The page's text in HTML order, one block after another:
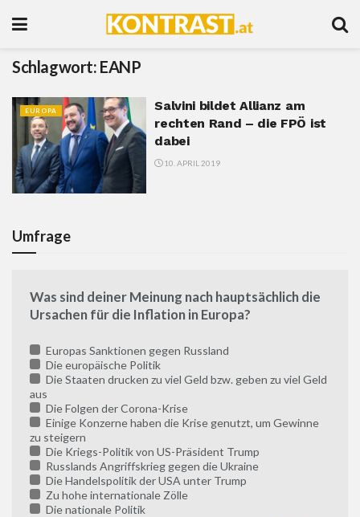
Schlagwort: EANP
EUROPA
Salvini bildet Allianz am
rechten Rand – die FPÖ ist
dabei
10. APRIL 2019
Umfrage
Was sind deiner Meinung nach hauptsächlich die
Ursachen für die Inflation in Europa?
Europas Sanktionen gegen Russland
Die europäische Politik
Die Staaten drucken zu viel Geld bzw. geben zu viel Geld
aus
Die Folgen der Corona-Krise
Einige Konzerne haben die Krise genutzt, um Gewinne
zu steigern
Die Kriegs-Politik von US-Präsident Trump
Russlands Angriffskrieg gegen die Ukraine
Die Handelspolitik der USA unter Trump
Zu hohe internationale Zölle
Die nationale Politik